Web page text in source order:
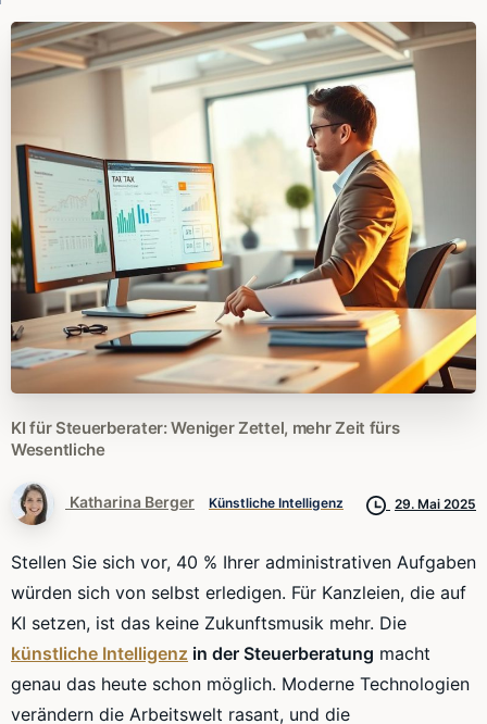
KI fürSteuerberater:WenigerZettel, mehrZeit fürs
Wesentliche
Katharina Berger Künstliche Intelligenz 29. Mai 2025
Stellen Sie sich vor, 40 % Ihrer administrativen Aufgaben
würden sich von selbst erledigen. Für Kanzleien, die auf
KI setzen, ist das keine Zukunftsmusik mehr. Die
künstliche Intelligenz in der Steuerberatung macht
genau das heute schon möglich. Moderne Technologien
verändern die Arbeitswelt rasant, und die